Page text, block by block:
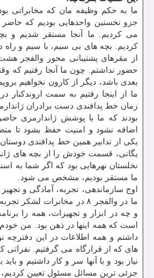
ما به حکم وظیفه مان که مخابراتی
جزو نخستین واحدهایی بودیم که حاضر
می کردیم. ما آنجا مستقر شدیم و
کردیم. بچه های بی سیم، با سیم و راه
از مقرهای پشتیبانی محور والفجر
حضور نداشتم. چون ما آنجا رفتیم که
بعدی باشد، دیگر از کارون نخواهیم
ما از اینجا رفتیم به سمت اروندکنار
زمان خط پدافندی دست برادران
بودند که ما با پوشش ژاندارمری
اضافه نشود و امنیت حفظ بشود تا
یکی از تدابیر همین خط پدافندی
یگانی، قسمت خودش را از بچه های
نخلستان نهرهایی بود که اگر شما به
ما مستقر بودیم، مشخص می شود.
اوج سازماندهی، تجربه، آمادگی و
ما در والفجر ۸ در مخابرات
و چه در ابزار و تجهیزات، همه را
است که همه اینها در ذهن بود. من
داشتم و همه اطلاعات در این دفترچه
های که از قرارگاه می گرفتیم. نفراتی
نیاز بود و با آنها سر و کار داشتیم و
جزئی ترین مسائل مسئول تعیین کردیم،